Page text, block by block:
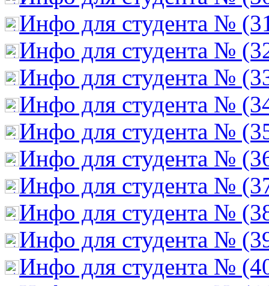
Инфо для студента №
Инфо для студента №
Инфо для студента №
Инфо для студента №
Инфо для студента №
Инфо для студента №
Инфо для студента №
Инфо для студента №
Инфо для студента №
Инфо для студента №